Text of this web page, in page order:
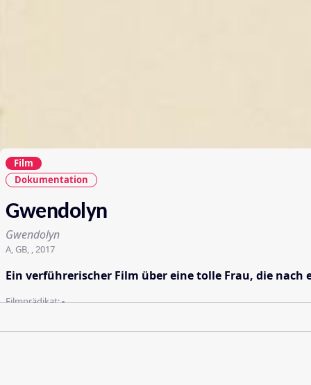
Film
Dokumentation
Gwendolyn
Gwendolyn
A, GB, , 2017
Ein verführerischer Film über eine tolle Frau, die
Filmprädikat:-